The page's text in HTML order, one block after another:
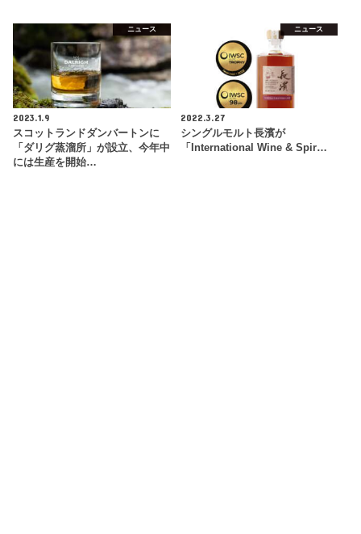
ニュース
2023.1.9
スコットランドダンバートンに
「ダリグ蒸溜所」が設立、今年中
には生産を開始…
ニュース
2022.3.27
シングルモルト長濱が
「International Wine & Spir…